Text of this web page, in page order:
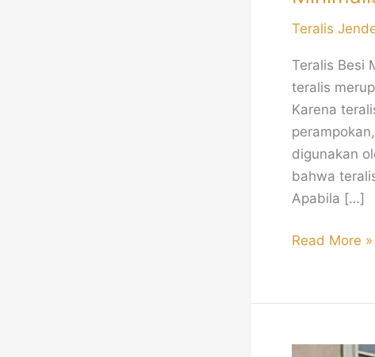
Teralis
Teralis Besi
teralis
Karena
digunakan
bahwa
Apabila […]
Read More »